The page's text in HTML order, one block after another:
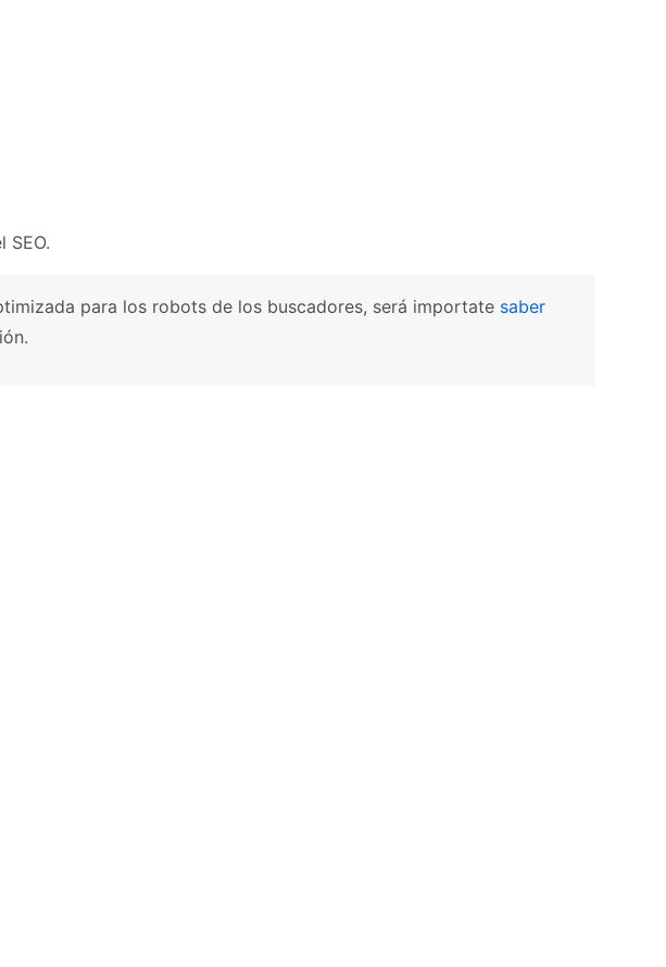
SEO.
para los robots de los buscadores, será importate saber